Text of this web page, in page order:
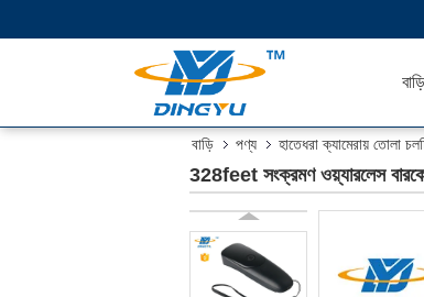
বাড়ি
বাড়ি পণ্য হাতেধরা ক্যামেরায় তোলা
328feet সংক্রমণ ওয়্যারলেস